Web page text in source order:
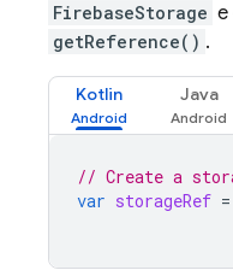
FirebaseStorage e
getReference() .
Kotlin Java
// Create a
var storageRef =